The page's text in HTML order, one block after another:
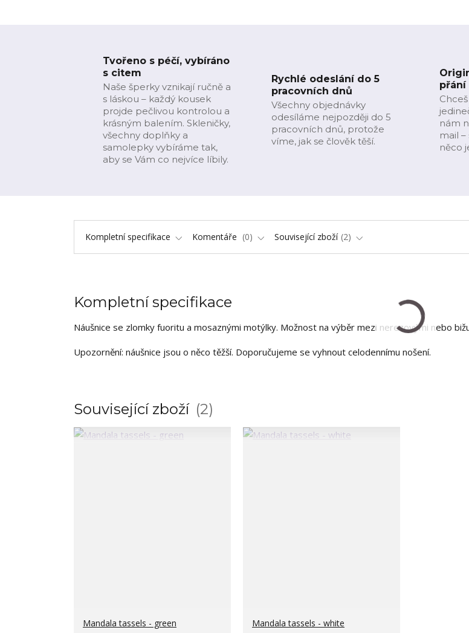
Tvořeno s péčí, vybíráno
s citem
Naše šperky vznikají ručně a
s láskou – každý kousek
projde pečlivou kontrolou a
krásným balením. Skleničky,
všechny doplňky a
samolepky vybíráme tak,
aby se Vám co nejvíce líbily.
Rychlé odeslání do 5
pracovních dnů
Všechny objednávky
odesíláme nejpozději do 5
pracovních dnů, protože
víme, jak se člověk těší.
přání
nám
mail
něco
Kompletní specifikace Komentáře 0 Související zboží 2
Kompletní specifikace
Náušnice se zlomky fuoritu a mosaznými motýlky. Možnost na výběr mezi nerezovými nebo
Upozornění: náušnice jsou o něco těžší. Doporučujeme se vyhnout celodennímu nošení.
Související zboží 2
Mandala tassels - green Mandala tassels - white